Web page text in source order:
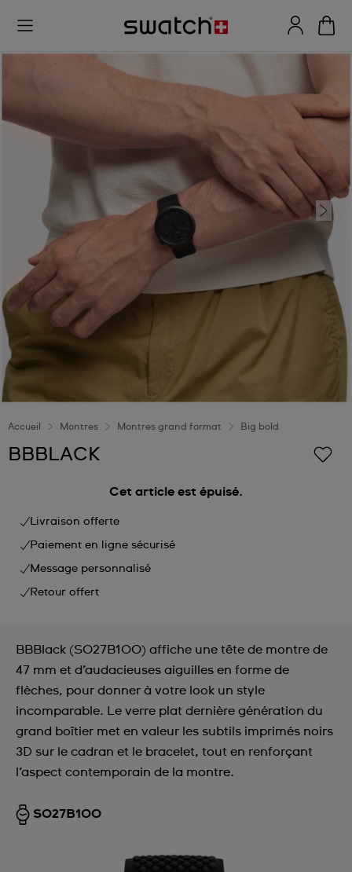
Accueil Montres Montres grand format Big bold
BBBLACK
Cet article est épuisé.
Livraison offerte
Paiement en ligne sécurisé
Message personnalisé
Retour offert
BBBlack (SO27B100) affiche une tête de montre de
47 mm et d’audacieuses aiguilles en forme de
flèches, pour donner à votre look un style
incomparable. Le verre plat dernière génération du
grand boîtier met en valeur les subtils imprimés noirs
3D sur le cadran et le bracelet, tout en renforçant
l’aspect contemporain de la montre.
SO27B100